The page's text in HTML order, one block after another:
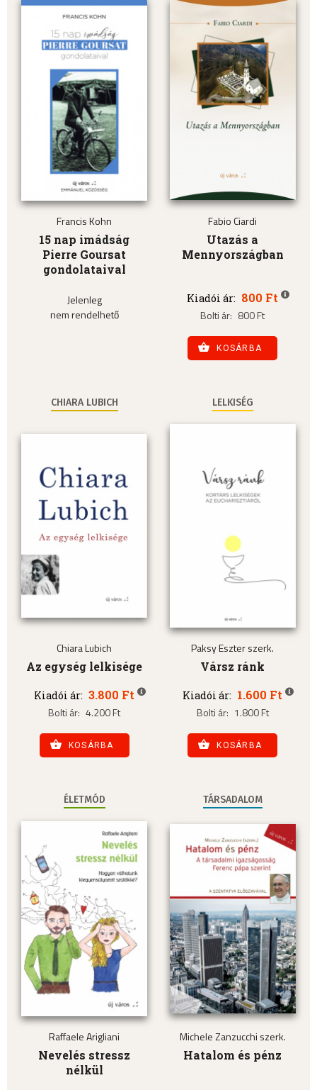
Francis Kohn
15 nap imádság
Pierre Goursat
gondolataival
Jelenleg
nem rendelhető
Fabio Ciardi
Utazás a
Mennyországban
Kiadói ár: 800 Ft
Bolti ár: 800 Ft
KOSÁRBA
CHIARA LUBICH
Chiara Lubich
Az egység lelkisége
Kiadói ár: 3.800 Ft
Bolti ár: 4.200 Ft
KOSÁRBA
LELKISÉG
Paksy Eszter szerk.
Vársz ránk
Kiadói ár: 1.600 Ft
Bolti ár: 1.800 Ft
KOSÁRBA
ÉLETMÓD
Raffaele Arigliani
Nevelés stressz
nélkül
TÁRSADALOM
Michele Zanzucchi szerk.
Hatalom és pénz